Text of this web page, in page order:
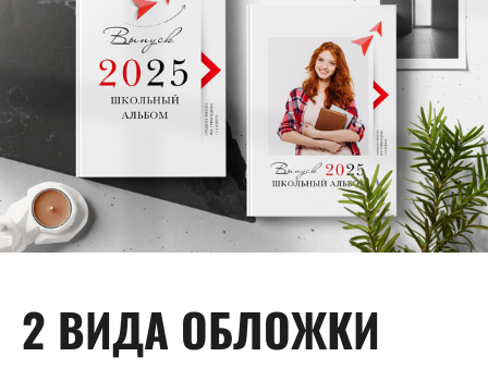
2 ВИДА ОБЛОЖКИ